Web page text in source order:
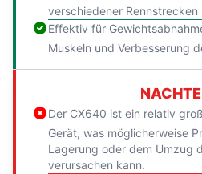
verschiedener Rennstrecken
Effektiv für
Muskeln und Verbesserung
Der CX640 ist ein relativ
Gerät, was möglicherweise
Lagerung oder dem Umzug
verursachen kann.